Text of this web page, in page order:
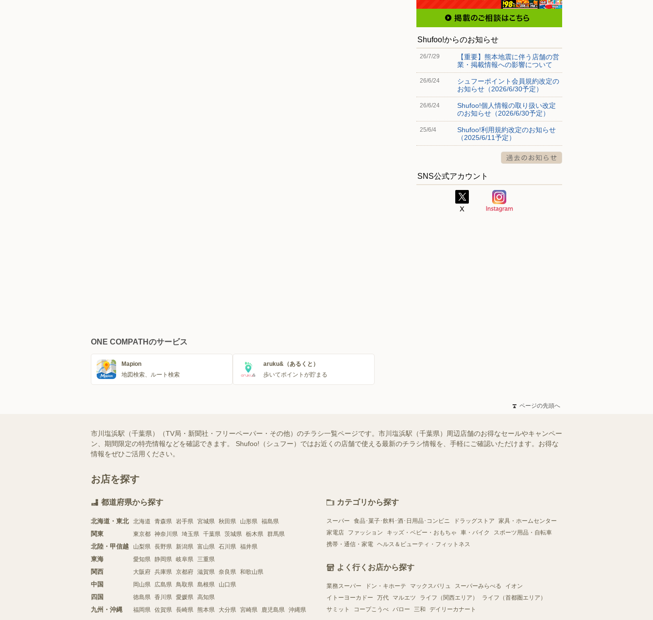
Shufoo!からのお知らせ
26/7/29
【重要】熊本地震に伴う店舗の営
業・掲載情報への影響について
26/6/24
シュフーポイント会員規約改定の
お知らせ（2026/6/30予定）
26/6/24
Shufoo!個人情報の取り扱い改定
のお知らせ（2026/6/30予定）
25/6/4
Shufoo!利用規約改定のお知らせ
（2025/6/11予定）
SNS公式アカウント
ONE COMPATHのサービス
Mapion
地図検索、ルート検索
aruku&（あるくと）
歩いてポイントが貯まる
ページの先頭へ
市川塩浜駅（千葉県）（TV局・新聞社・フリーペーパー・その他）のチラシ一覧ページです。市川塩浜駅（千葉県）周辺店舗のお得なセールやキャンペー
ン、期間限定の特売情報などを確認できます。 Shufoo!（シュフー）ではお近くの店舗で使える最新のチラシ情報を、手軽にご確認いただけます。お得な
情報をぜひご活用ください。
お店を探す
都道府県から探す
北海道・東北 北海道 青森県 岩手県 宮城県 秋田県 山形県 福島県
関東 東京都 神奈川県 埼玉県 千葉県 茨城県 栃木県 群馬県
北陸・甲信越 山梨県 長野県 新潟県 富山県 石川県 福井県
東海 愛知県 静岡県 岐阜県 三重県
関西 大阪府 兵庫県 京都府 滋賀県 奈良県 和歌山県
中国 岡山県 広島県 鳥取県 島根県 山口県
四国 徳島県 香川県 愛媛県 高知県
九州・沖縄 福岡県 佐賀県 長崎県 熊本県 大分県 宮崎県 鹿児島県 沖縄県
カテゴリから探す
スーパー 食品･菓子･飲料･酒･日用品･コンビニ ドラッグストア
家具・ホームセンター
家電店
ファッション キッズ・ベビー・おもちゃ 車・バイク
スポーツ用品・自転車
携帯・通信・家電 ヘルス＆ビューティ・フィットネス
よく行くお店から探す
業務スーパー ドン・キホーテ マックスバリュ スーパーみらべる
イオン
イトーヨーカドー
万代 マルエツ ライフ（関西エリア）
ライフ（首都圏エリア）
サミット
コープこうべ バロー 三和 デイリーカナート